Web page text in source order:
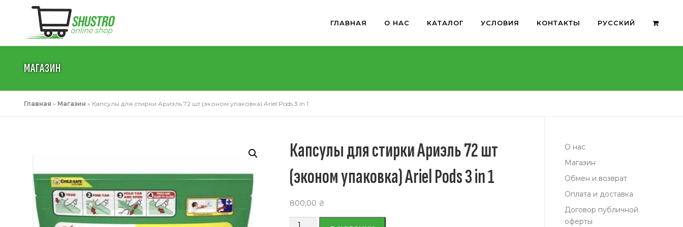
Перейти
содержимому
ГЛАВНАЯ О НАС КАТАЛОГ УСЛОВИЯ КОНТАКТЫ РУССКИЙ
МАГАЗИН
Главная » Магазин » Капсулы для стирки Ариэль 72 шт (эконом упаковка) Ariel Pods 3 in 1
Капсулы для стирки Ариэль 72 шт
(эконом упаковка) Ariel Pods 3 in 1
800,00 ₴
Количество
О нас
Магазин
Обмен и возврат
Оплата и доставка
Договор публичной
оферты